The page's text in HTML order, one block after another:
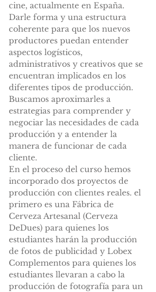
cine, actualmente en España.
Darle forma y una estructura
coherente para que los nuevos
productores puedan entender
aspectos logísticos,
administrativos y creativos que se
encuentran implicados en los
diferentes tipos de producción.
Buscamos aproximarles a
estrategias para comprender y
negociar las necesidades de cada
producción y a entender la
manera de funcionar de cada
cliente.
En el proceso del curso hemos
incorporado dos proyectos de
producción con clientes reales. el
primero es una Fábrica de
Cerveza Artesanal (Cerveza
DeDues) para quienes los
estudiantes harán la producción
de fotos de publicidad y Lobex
Complementos para quienes los
estudiantes llevaran a cabo la
producción de fotografía para un